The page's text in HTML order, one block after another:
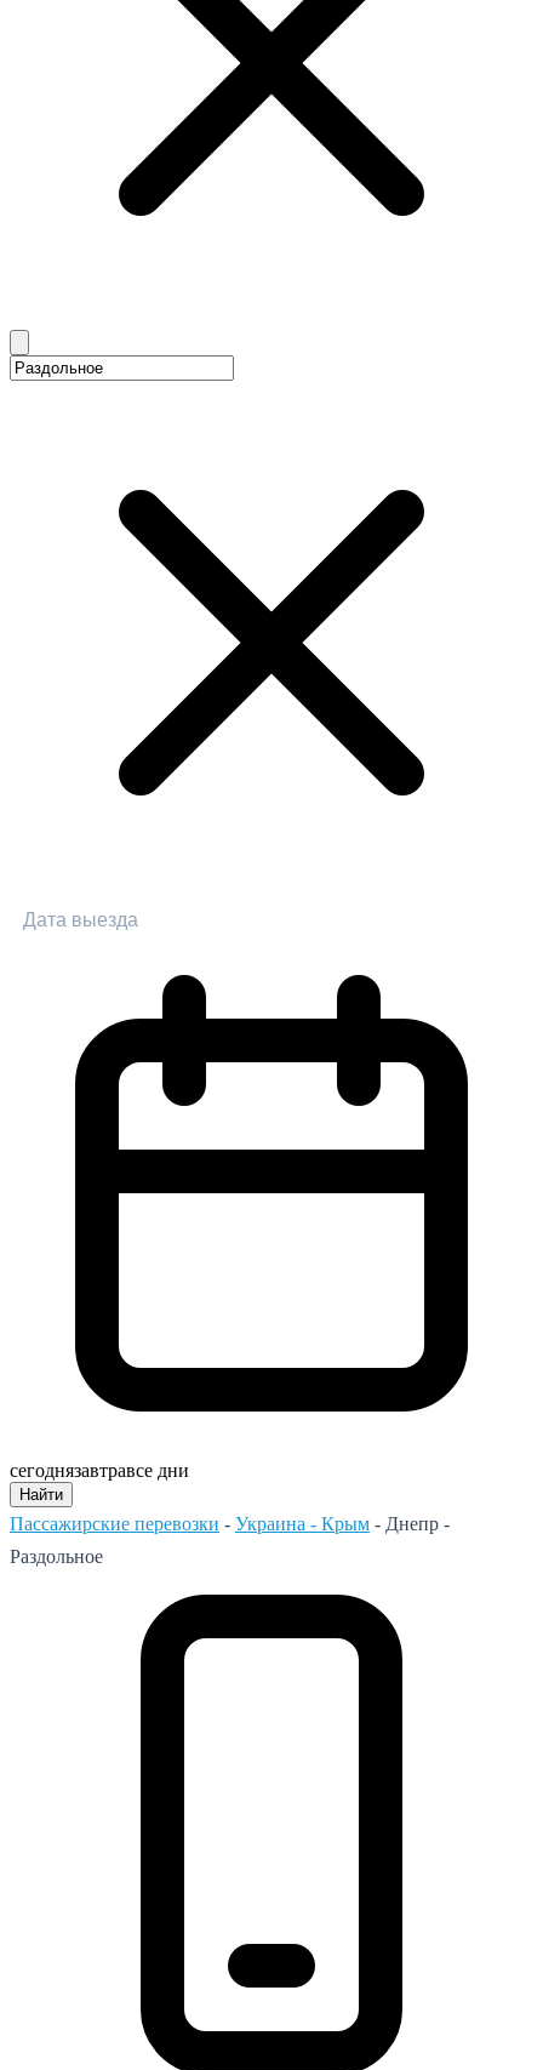
сегоднязавтравсе дни
Найти
Пассажирские перевозки - Украина - Крым - Днепр -
Раздольное